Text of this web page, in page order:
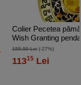
Colier Pecetea
Wish Granting
155,00 Lei(-27%)
11315Lei